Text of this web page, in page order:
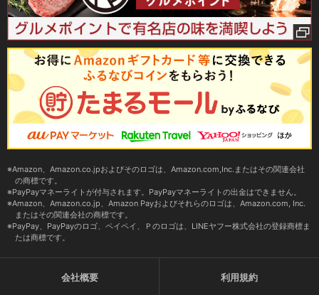
Amazon、Amazon.co.jpおよびそのロゴは、Amazon.com,Inc.またはその関連会社
の商標です。
PayPayマネーライトが付与されます。PayPayマネーライトの出金はできません。
Amazon、Amazon.co.jp、Amazon Payおよびそれらのロゴは、Amazon.com, Inc.
またはその関連会社の商標です。
PayPay、PayPayのロゴ、ペイペイ、Ｐのロゴは、LINEヤフー株式会社の登録商標ま
たは商標です。
会社概要 利用規約